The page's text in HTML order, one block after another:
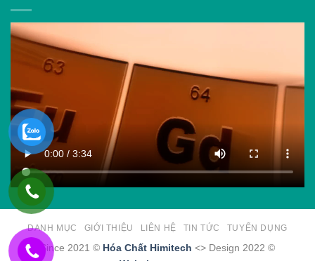
DANH MỤC GIỚI THIỆU LIÊN HỆ TIN TỨC TUYỂN DỤNG
Since 2021 © Hóa Chất Himitech <> Design 2022 ©